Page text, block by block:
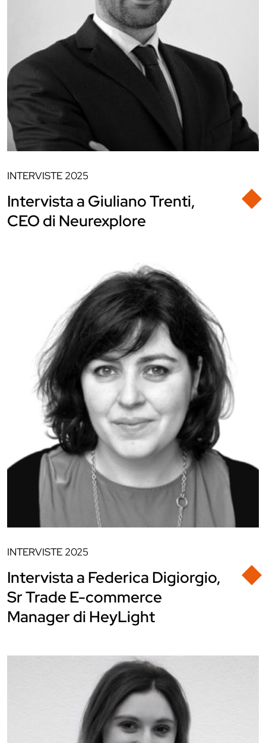
INTERVISTE 2025
Intervista a Giuliano Trenti,
CEO di Neurexplore
INTERVISTE 2025
Intervista a Federica Digiorgio,
Sr Trade E-commerce
Manager di HeyLight